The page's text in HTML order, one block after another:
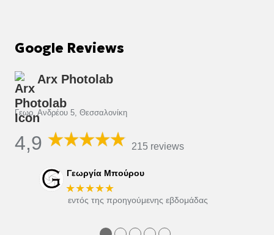
Google Reviews
Arx Photolab
Γεωρ. Ανδρέου 5, Θεσσαλονίκη
4,9 215 reviews
Γεωργία Μπούρου
★★★★★
εντός της προηγούμενης εβδομάδας